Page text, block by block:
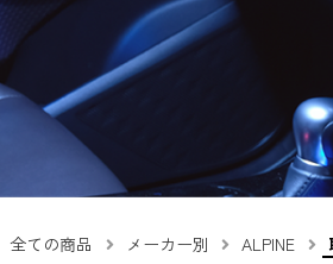
全ての商品 メーカー別 ALPINE